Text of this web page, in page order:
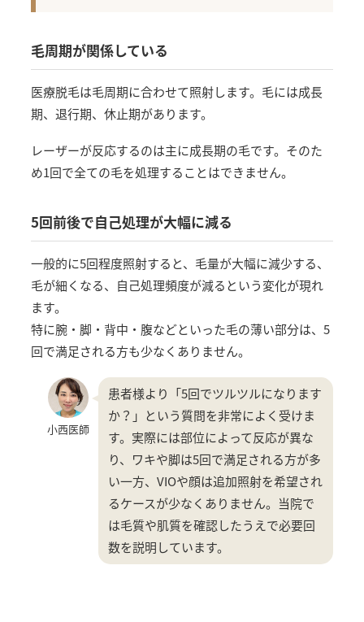
毛周期が関係している
医療脱毛は毛周期に合わせて照射します。毛には成長
期、退行期、休止期があります。
レーザーが反応するのは主に成長期の毛です。そのた
め1回で全ての毛を処理することはできません。
5回前後で自己処理が大幅に減る
一般的に5回程度照射すると、毛量が大幅に減少する、
毛が細くなる、自己処理頻度が減るという変化が現れ
ます。
特に腕・脚・背中・腹などといった毛の薄い部分は、5
回で満足される方も少なくありません。
小西医師
患者様より「5回でツルツルになります
か？」という質問を非常によく受けま
す。実際には部位によって反応が異な
り、ワキや脚は5回で満足される方が多
い一方、VIOや顔は追加照射を希望され
るケースが少なくありません。当院で
は毛質や肌質を確認したうえで必要回
数を説明しています。